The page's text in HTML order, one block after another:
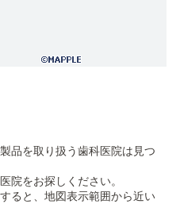
品を取り扱う歯科医院は見つ
院をお探しください。
ると、地図表示範囲から近い